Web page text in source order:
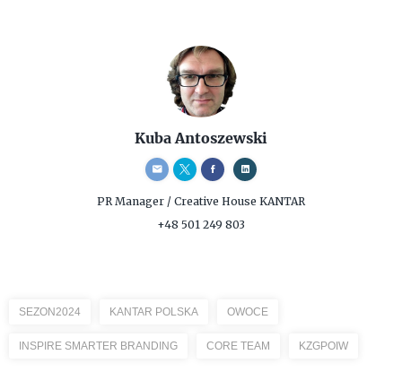
Kuba Antoszewski
PR Manager / Creative House KANTAR
+48 501 249 803
SEZON2024 KANTAR POLSKA OWOCE
INSPIRE SMARTER BRANDING CORE TEAM KZGPOIW